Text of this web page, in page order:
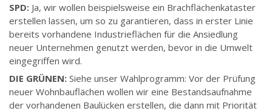
SPD: Ja, wir wollen beispielsweise ein Brachflächenkataster
erstellen lassen, um so zu garantieren, dass in erster Linie
bereits vorhandene Industrieflächen für die Ansiedlung
neuer Unternehmen genutzt werden, bevor in die Umwelt
eingegriffen wird.
DIE GRÜNEN: Siehe unser Wahlprogramm: Vor der Prüfung
neuer Wohnbauflächen wollen wir eine Bestandsaufnahme
der vorhandenen Baulücken erstellen, die dann mit Priorität